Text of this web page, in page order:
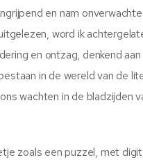
en nam
word ik
en ontzag, denkend
in de wereld van de
wachten in de bladzijden
zoals een puzzel, met